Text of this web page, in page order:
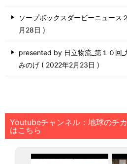
ソープボックスダービーニュース
月28日
presented by 日立物流_第１０回
みのげ
2022年2月23日
Youtubeチャンネル：地球のチ
はこちら